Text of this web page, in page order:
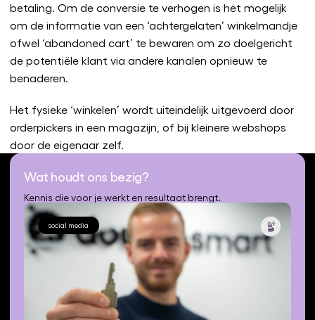
betaling. Om de conversie te verhogen is het mogelijk
om de informatie van een ‘achtergelaten’ winkelmandje
ofwel ‘abandoned cart’ te bewaren om zo doelgericht
de potentiële klant via andere kanalen opnieuw te
benaderen.
Het fysieke ‘winkelen’ wordt uiteindelijk uitgevoerd door
orderpickers in een magazijn, of bij kleinere webshops
door de eigenaar zelf.
Wat houdt ons bezig?
Kennis die voor je werkt en resultaat brengt.
social media